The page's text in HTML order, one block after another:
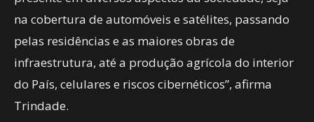
na cobertura de automóveis e satélites, passando
pelas residências e as maiores obras de
infraestrutura, até a produção agrícola do interior
do País, celulares e riscos cibernéticos”, afirma
Trindade.